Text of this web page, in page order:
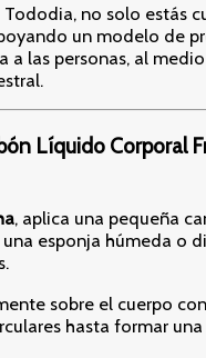
no solo estás
un modelo de
a las personas, al
Líquido Corporal
, aplica una pequeña
esponja húmeda o
sobre el cuerpo con
hasta formar una